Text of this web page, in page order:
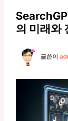
의 미래와
글쓴이